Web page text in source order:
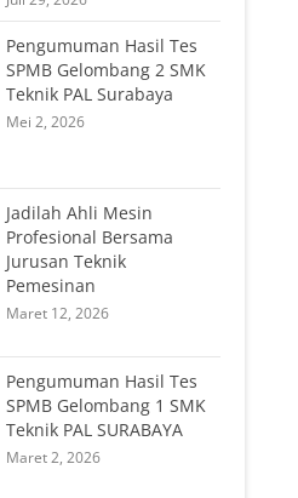
Pengumuman Hasil Tes
SPMB Gelombang 2 SMK
Teknik PAL Surabaya
Mei 2, 2026
Jadilah Ahli Mesin
Profesional Bersama
Jurusan Teknik
Pemesinan
Maret 12, 2026
Pengumuman Hasil Tes
SPMB Gelombang 1 SMK
Teknik PAL SURABAYA
Maret 2, 2026